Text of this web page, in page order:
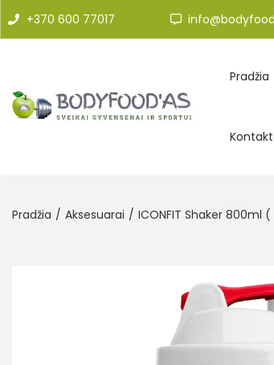
+370 600 77017
Pradžia
Pradžia / Aksesuarai / ICONFIT Shaker 800ml